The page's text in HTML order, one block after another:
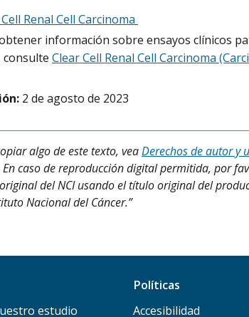
Renal Cell Carcinoma
información sobre ensayos clínicos
consulte Clear Cell Renal Cell Carcinoma
2 de agosto de 2023
algo de este texto, veaDerechos de autor y
caso de reproducción digital permitida, por
del NCI usando el título original del
Nacional del Cáncer.”
estudio
Políticas
Accesibilidad